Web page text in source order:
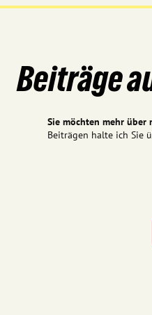
Beiträge
Sie möchten mehr über
Beiträgen halte ich Sie